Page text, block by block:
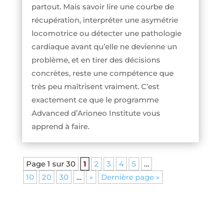
partout. Mais savoir lire une courbe de
récupération, interpréter une asymétrie
locomotrice ou détecter une pathologie
cardiaque avant qu’elle ne devienne un
problème, et en tirer des décisions
concrètes, reste une compétence que
très peu maîtrisent vraiment. C’est
exactement ce que le programme
Advanced d’Arioneo Institute vous
apprend à faire.
Page 1 sur 30 1 2 3 4 5
…
10
20 30 … » Dernière page »